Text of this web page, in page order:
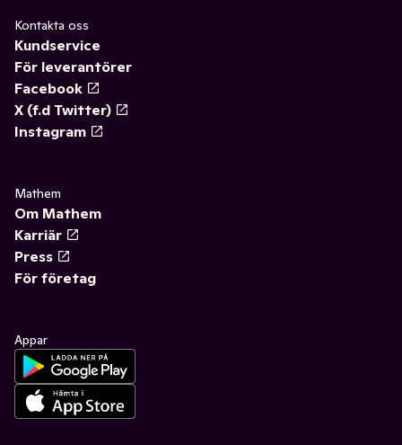
Kontakta oss
Kundservice
För leverantörer
Facebook
X (f.d Twitter)
Instagram
Mathem
Om Mathem
Karriär
Press
För företag
Appar